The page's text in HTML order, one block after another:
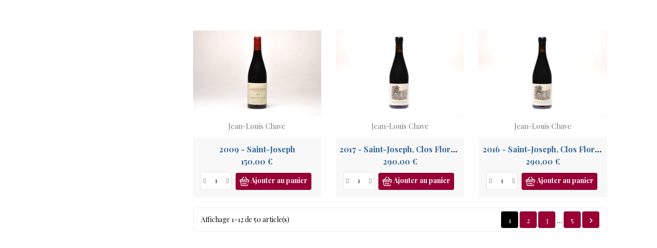
Jean-Louis Chave
2009 - Saint-Joseph
150,00 €
Ajouter au panier
Jean-Louis Chave
2017 - Saint-Joseph, Clos Florentin
290,00 €Prix
Ajouter au panier
Jean-Louis Chave
2016 - Saint-Joseph, Clos Florentin
290,00 €
Ajouter au panier
Affichage 1-12 de 50 article(s) 1 2 3 … 5 